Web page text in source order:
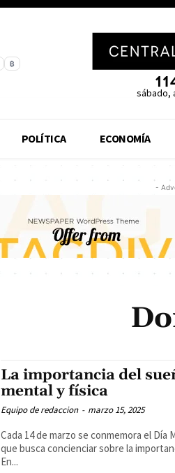
₿
sábado,
POLÍTICA ECONOMÍA
-
La importancia del
mental y física
Equipo de redaccion - marzo 15, 2025
Cada 14 de marzo se conmemora el Día
que busca concienciar sobre la
En...